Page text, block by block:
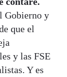
Gobierno y
que el
y las FSE
Y es